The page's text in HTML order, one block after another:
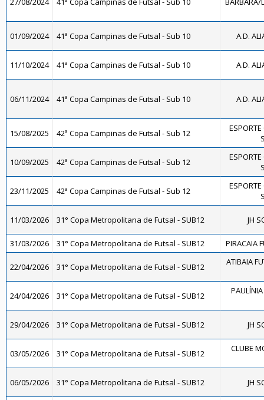
01/09/2024 41ª Copa Campinas de Futsal - Sub 10 A.D.
11/10/2024 41ª Copa Campinas de Futsal - Sub 10 A.D.
06/11/2024 41ª Copa Campinas de Futsal - Sub 10 A.D.
15/08/2025 42ª Copa Campinas de Futsal - Sub 12
10/09/2025 42ª Copa Campinas de Futsal - Sub 12
23/11/2025 42ª Copa Campinas de Futsal - Sub 12
11/03/2026 31° Copa Metropolitana de Futsal - SUB12 JH
31/03/2026 31° Copa Metropolitana de Futsal - SUB12 PIRACAIA
22/04/2026 31° Copa Metropolitana de Futsal - SUB12 ATIBAIA
24/04/2026 31° Copa Metropolitana de Futsal - SUB12
29/04/2026 31° Copa Metropolitana de Futsal - SUB12 JH
03/05/2026 31° Copa Metropolitana de Futsal - SUB12 CLUBE
06/05/2026 31° Copa Metropolitana de Futsal - SUB12 JH